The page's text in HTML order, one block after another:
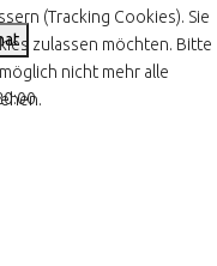
(Tracking Cookies). Sie
zulassen möchten. Bitte
nicht mehr alle